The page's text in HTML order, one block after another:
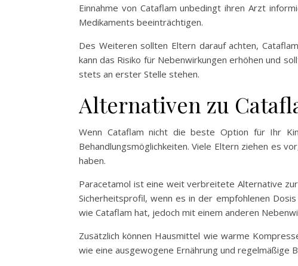
Einnahme von Cataflam unbedingt ihren Arzt
Medikaments beeinträchtigen.
Des Weiteren sollten Eltern darauf achten,
kann das Risiko für Nebenwirkungen erhöhen und
stets an erster Stelle stehen.
Alternativen zu
Wenn Cataflam nicht die beste Option für Ihr
Behandlungsmöglichkeiten. Viele Eltern ziehen es
haben.
Paracetamol ist eine weit verbreitete Alternative
Sicherheitsprofil, wenn es in der empfohlenen
wie Cataflam hat, jedoch mit einem anderen
Zusätzlich können Hausmittel wie warme
wie eine ausgewogene Ernährung und regelmäßige